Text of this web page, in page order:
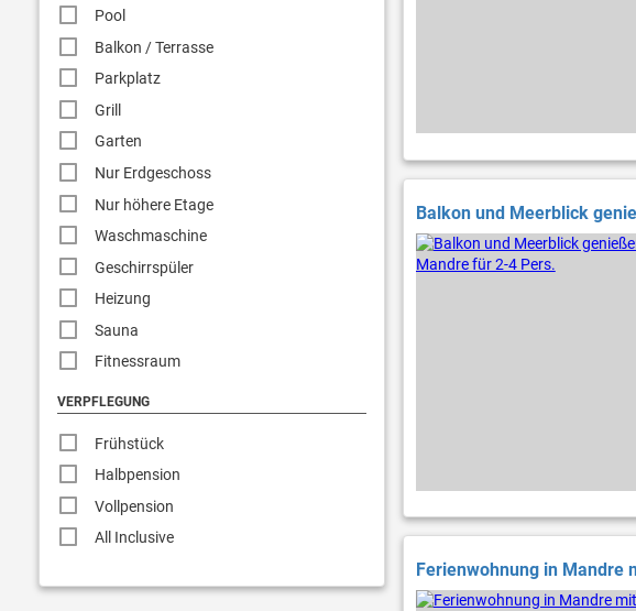
Pool
Balkon / Terrasse
Parkplatz
Grill
Garten
Nur Erdgeschoss
Nur höhere Etage
Waschmaschine
Geschirrspüler
Heizung
Sauna
Fitnessraum
VERPFLEGUNG
Frühstück
Halbpension
Vollpension
All Inclusive
Balkon und Meerblick
Ferienwohnung in Mandre